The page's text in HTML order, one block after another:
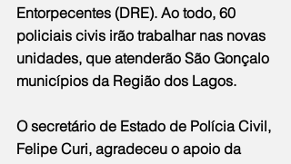
Entorpecentes (DRE). Ao todo, 60
policiais civis irão trabalhar nas novas
unidades, que atenderão São Gonçalo
municípios da Região dos Lagos.
O secretário de Estado de Polícia Civil,
Felipe Curi, agradeceu o apoio da